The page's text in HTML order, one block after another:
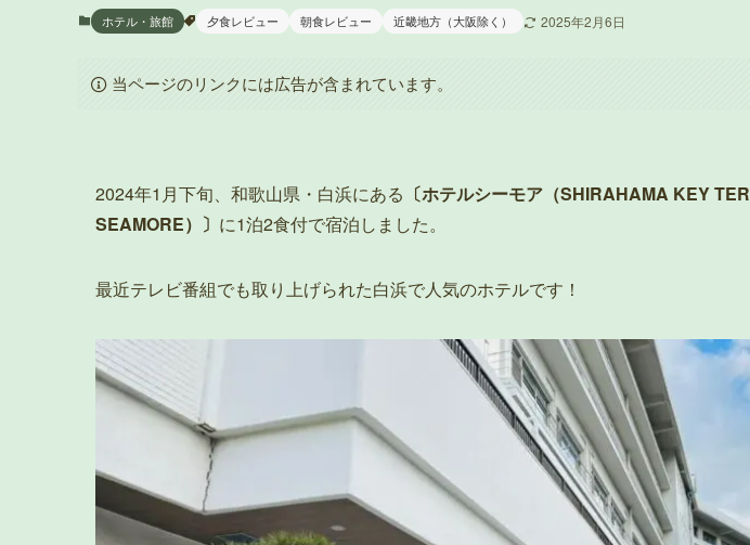
ホテル・旅館 夕食レビュー 朝食レビュー 近畿地方（大阪除く） 2025年2月6日
当ページのリンクには広告が含まれています。
2024年1月下旬、和歌山県・白浜にある 〔ホテルシーモア（SHIRAHAMA KEY
SEAMORE）〕 に1泊2食付で宿泊しました。
最近テレビ番組でも取り上げられた白浜で人気のホテルです！